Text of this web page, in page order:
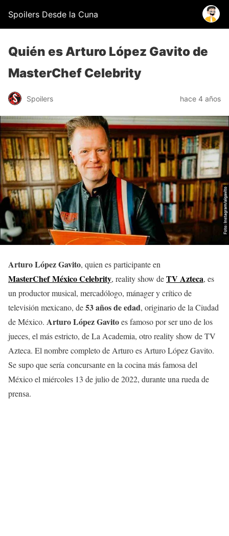
Spoilers Desde la Cuna
Quién es Arturo López Gavito de
MasterChef Celebrity
Spoilers hace 4 años
Arturo López Gavito, quien es participante en
MasterChef MéxicoCelebrity, reality show deTV Azteca, es
un productor musical, mercadólogo, mánager y crítico de
televisión mexicano, de53 años de edad, originario de la Ciudad
de México. Arturo López Gavitoes famoso por ser uno de los
jueces, el más estricto, de La Academia, otro reality show de TV
Azteca. El nombre completo de Arturo es Arturo López Gavito.
Se supo que sería concursante en la cocina más famosa del
México el miércoles 13 de julio de 2022, durante una rueda de
prensa.